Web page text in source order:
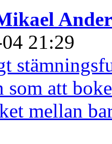
21:29
att
mellan